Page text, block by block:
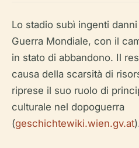
Lo stadio subì ingenti
Guerra Mondiale, con il
in stato di abbandono. Il
causa della scarsità di
riprese il suo ruolo di
culturale nel dopoguerra
(geschichtewiki.wien.gv.at